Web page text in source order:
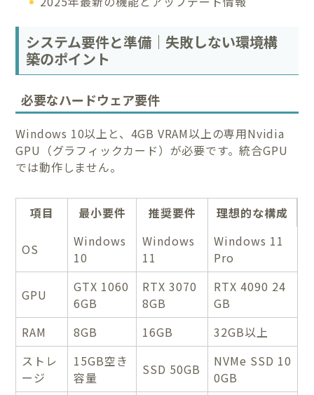
システム要件と準備｜失敗しない環境構
築のポイント
必要なハードウェア要件
Windows 10以上と、4GB VRAM以上の専用Nvidia
GPU（グラフィックカード）が必要です。統合GPU
では動作しません。
項目 最小要件 推奨要件 理想的な構成
OS
Windows
10
Windows
11
Windows 11
Pro
GPU
GTX 1060
6GB
RTX 3070
8GB
RTX 4090 24
GB
RAM
8GB 16GB
32GB以上
ストレ
ージ
15GB空き
容量
SSD 50GB
NVMe SSD 10
0GB